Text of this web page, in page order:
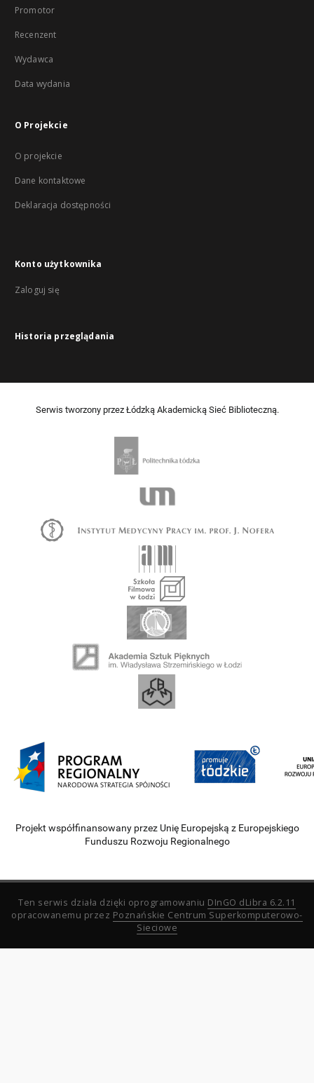
Promotor
Recenzent
Wydawca
Data wydania
O Projekcie
O projekcie
Dane kontaktowe
Deklaracja dostępności
Konto użytkownika
Zaloguj się
Historia przeglądania
Serwis tworzony przez Łódzką Akademicką Sieć Biblioteczną.
Projekt współfinansowany przez Unię Europejską z Europejskiego
Funduszu Rozwoju Regionalnego
Ten serwis działa dzięki oprogramowaniu DInGO dLibra 6.2.11
opracowanemu przez Poznańskie Centrum Superkomputerowo-
Sieciowe